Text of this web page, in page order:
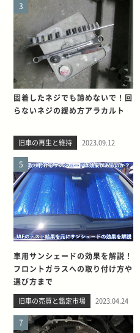
3
固着したネジでも諦めないで！回
らないネジの緩め方アラカルト
旧車の再生と維持 2023.09.12
5
車用サンシェードの効果を解説！
フロントガラスへの取り付け方や
選び方まで
旧車の売買と鑑定市場 2023.04.24
7